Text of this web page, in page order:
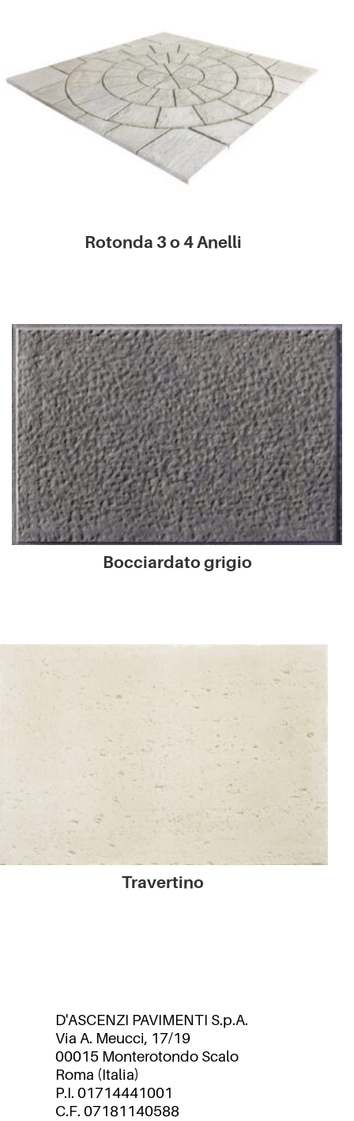
Rotonda 3 o 4 Anelli
Bocciardato grigio
Travertino
D'ASCENZI PAVIMENTI S.p.A.
Via A. Meucci, 17/19
00015 Monterotondo Scalo
Roma (Italia)
P.I. 01714441001
C.F. 07181140588